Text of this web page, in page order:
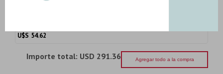
U$S 54.62
Importe total: USD 291.36 Agregar todo a la compra